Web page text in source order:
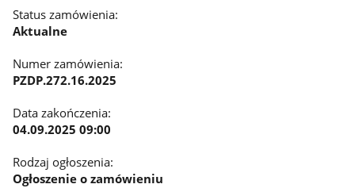
Status zamówienia:
Aktualne
Numer zamówienia:
PZDP.272.16.2025
Data zakończenia:
04.09.2025 09:00
Rodzaj ogłoszenia:
Ogłoszenie o zamówieniu